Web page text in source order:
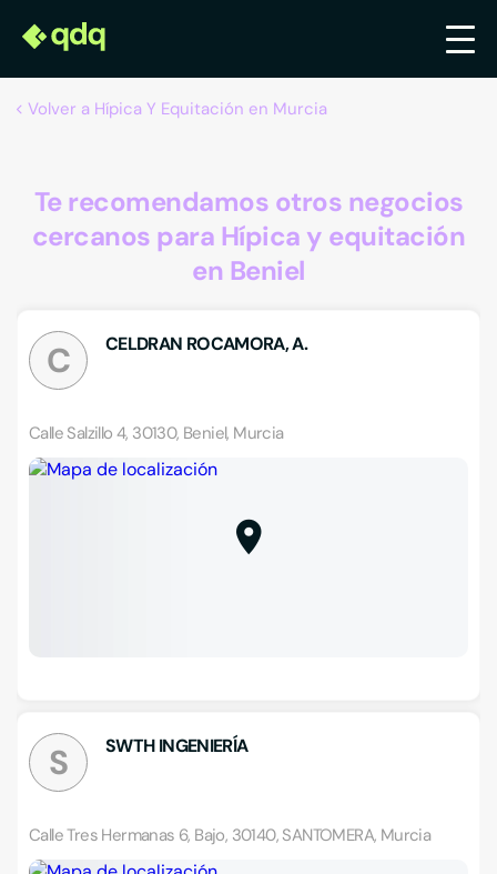
Volver a Hípica Y Equitación en Murcia
Te recomendamos otros negocios
cercanos para Hípica y equitación
en Beniel
C CELDRAN ROCAMORA, A.
Calle Salzillo 4, 30130, Beniel, Murcia
S SWTH INGENIERÍA
Calle Tres Hermanas 6, Bajo, 30140, SANTOMERA, Murcia